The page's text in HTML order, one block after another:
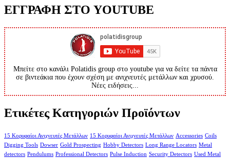
ΕΓΓΡΑΦΗ ΣΤΟ YOUTUBE
Μπείτε στο κανάλι Polatidis group στο youtube για να δείτε τα πάντα
σε βιντεάκια που έχουν σχέση με ανιχνευτές μετάλλων και χρυσού.
Νέες ειδήσεις...
Ετικέτες Κατηγοριών Προϊόντων
15 Κορυφαίοι Ανιχνευτές Μετάλλων 15 Κορυφαίοι Ανιχνευτές Μετάλλων Accessories Coils
Digging Tools Dowser Gold Prospecting Hobby Detectors Long Range Locators Metal
detectors Pendulums Professional Detectors Pulse Induction Security Detectors Used Metal